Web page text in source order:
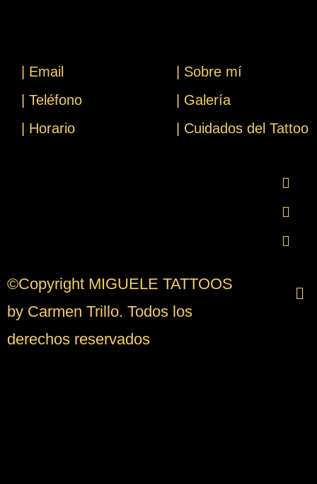
| Email
| Sobre mí
| Teléfono
| Horario
| Galería
| Cuidados del Tattoo
©Copyright MIGUELE TATTOOS
by Carmen Trillo. Todos los
derechos reservados